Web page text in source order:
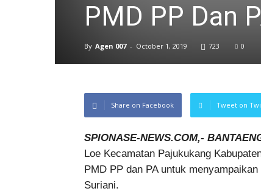
PMD PP Dan
By Agen 007 - October 1, 2019 723 0
Share on Facebook Tweet on
SPIONASE-NEWS.COM,-
Loe Kecamatan Pajukukang
PMD PP dan PA untuk
Suriani.